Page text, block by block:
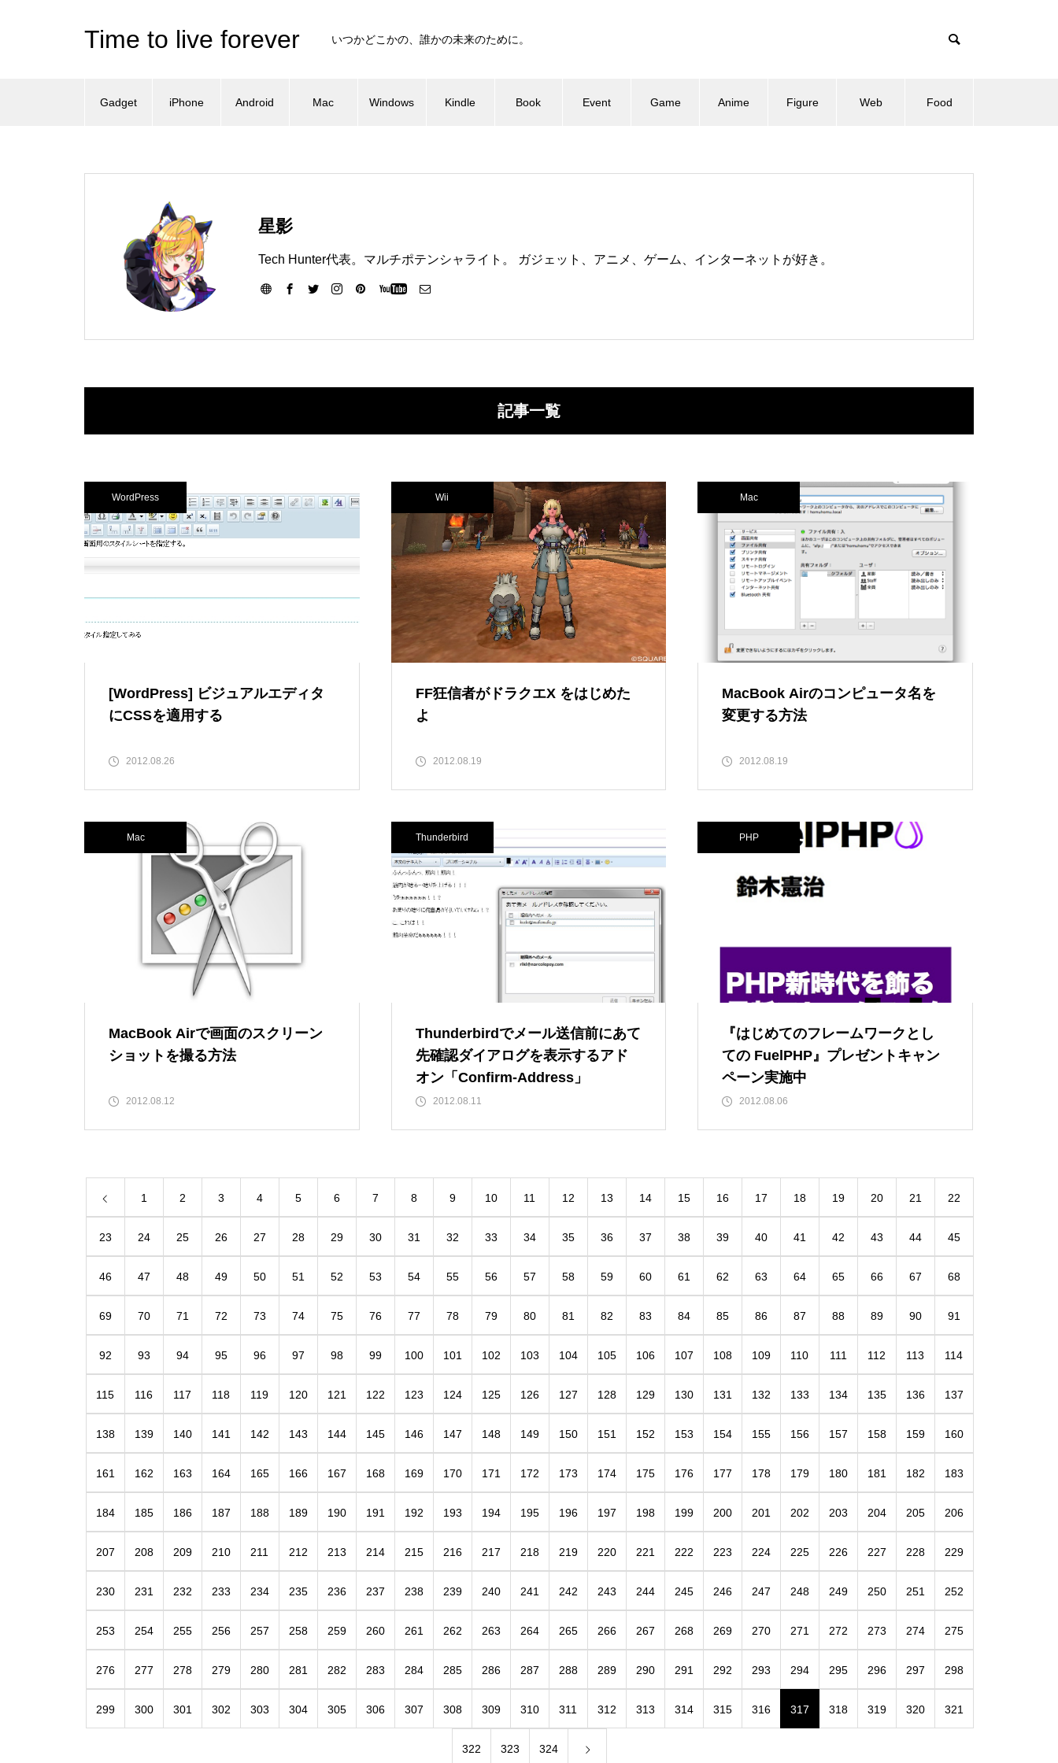
Time to live forever いつかどこかの、誰かの未来のために。
Gadget iPhone Android Mac Windows Kindle Book Event Game Anime Figure Web Food
星影
Tech Hunter代表。マルチポテンシャライト。 ガジェット、アニメ、ゲーム、インターネットが好き。
記事一覧
WordPress
[WordPress] ビジュアルエディタ
にCSSを適用する
2012.08.26
Wii
FF狂信者がドラクエX をはじめた
よ
2012.08.19
Mac
MacBook Airのコンピュータ名を
変更する方法
2012.08.19
Mac
MacBook Airで画面のスクリーン
ショットを撮る方法
2012.08.12
Thunderbird
Thunderbirdでメール送信前にあて
先確認ダイアログを表示するアド
オン「Confirm-Address」
2012.08.11
PHP
『はじめてのフレームワークとし
ての FuelPHP』プレゼントキャン
ペーン実施中
2012.08.06
1 2 3 4 5 6 7 8 9 10 11 12 13 14 15 16 17 18 19 20 21 22
23 24 25 26 27 28 29 30 31 32 33 34 35 36 37 38 39 40 41 42 43 44 45
46 47 48 49 50 51 52 53 54 55 56 57 58 59 60 61 62 63 64 65 66 67 68
69 70 71 72 73 74 75 76 77 78 79 80 81 82 83 84 85 86 87 88 89 90 91
92 93 94 95 96 97 98 99 100 101 102 103 104 105 106 107 108 109 110 111 112 113 114
115 116 117 118 119 120 121 122 123 124 125 126 127 128 129 130 131 132 133 134 135 136 137
138 139 140 141 142 143 144 145 146 147 148 149 150 151 152 153 154 155 156 157 158 159 160
161 162 163 164 165 166 167 168 169 170 171 172 173 174 175 176 177 178 179 180 181 182 183
184 185 186 187 188 189 190 191 192 193 194 195 196 197 198 199 200 201 202 203 204 205 206
207 208 209 210 211 212 213 214 215 216 217 218 219 220 221 222 223 224 225 226 227 228 229
230 231 232 233 234 235 236 237 238 239 240 241 242 243 244 245 246 247 248 249 250 251 252
253 254 255 256 257 258 259 260 261 262 263 264 265 266 267 268 269 270 271 272 273 274 275
276 277 278 279 280 281 282 283 284 285 286 287 288 289 290 291 292 293 294 295 296 297 298
299 300 301 302 303 304 305 306 307 308 309 310 311 312 313 314 315 316 317 318 319 320 321
322 323 324